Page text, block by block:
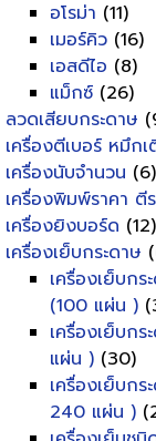
อโรม่า (11)
เมอร์คิว (16)
เอสดีไอ (8)
แม็กซ์ (26)
ลวดเสียบกระดาษ
เครื่องตีเบอร์ หมึกเ
เครื่องนับจำนวน (6)
เครื่องพิมพ์ราคา ตี
เครื่องยิงบอร์ด (12)
เครื่องเย็บกระดาษ
เครื่องเย็บก
(100 แผ่น )
เครื่องเย็บก
แผ่น ) (30)
เครื่องเย็บก
240 แผ่น )